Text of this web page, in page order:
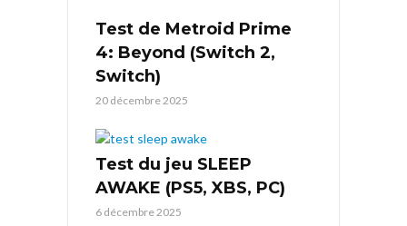
Test de Metroid Prime
4: Beyond (Switch 2,
Switch)
20 décembre 2025
Test du jeu SLEEP
AWAKE (PS5, XBS, PC)
6 décembre 2025